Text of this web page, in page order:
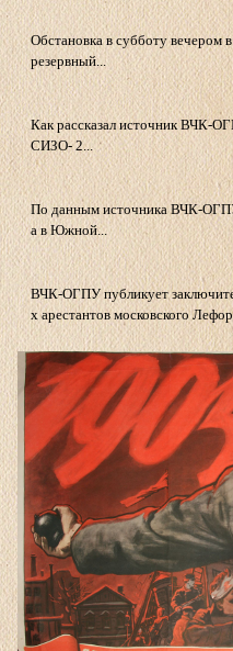
Обстановка в субботу
резервный...
Как рассказал источник ВЧК-
СИЗО- 2...
По данным источника ВЧК-
а в Южной...
ВЧК-ОГПУ публикует
х арестантов московского